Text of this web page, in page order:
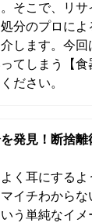
そこで、リサ
分のプロに
します。今回
てしまう【食
ださい。
発見！断捨
く耳にするよ
イチわからな
う単純なイメ